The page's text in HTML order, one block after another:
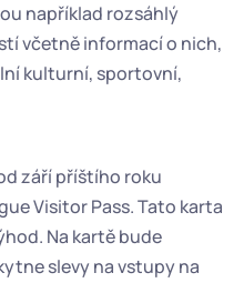
například rozsáhlý
včetně informací o nich,
kulturní, sportovní,
září příštího roku
Visitor Pass. Tato karta
Na kartě bude
slevy na vstupy na